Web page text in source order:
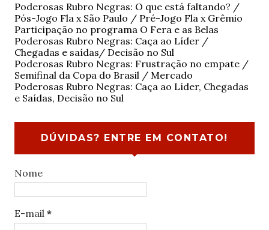
Poderosas Rubro Negras: O que está faltando? /
Pós-Jogo Fla x São Paulo / Pré-Jogo Fla x Grêmio
Participação no programa O Fera e as Belas
Poderosas Rubro Negras: Caça ao Líder /
Chegadas e saídas/ Decisão no Sul
Poderosas Rubro Negras: Frustração no empate /
Semifinal da Copa do Brasil / Mercado
Poderosas Rubro Negras: Caça ao Líder, Chegadas
e Saídas, Decisão no Sul
DÚVIDAS? ENTRE EM CONTATO!
Nome
E-mail *